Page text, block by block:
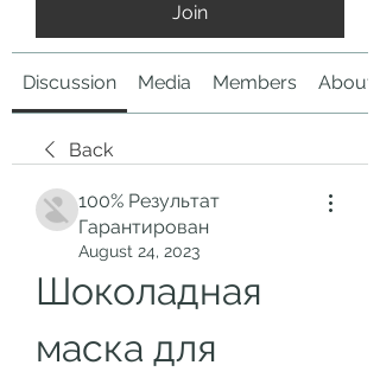
Join
Discussion Media Members About
Back
100% Результат
Гарантирован
August 24, 2023
Шоколадная
маска для